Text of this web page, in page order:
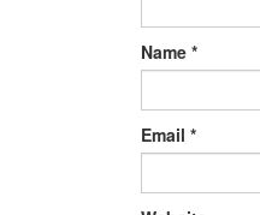
Name *
Email *